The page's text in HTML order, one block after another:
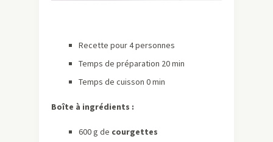
Recette pour 4 personnes
Temps de préparation 20 min
Temps de cuisson 0 min
Boîte à ingrédients :
600 g de courgettes